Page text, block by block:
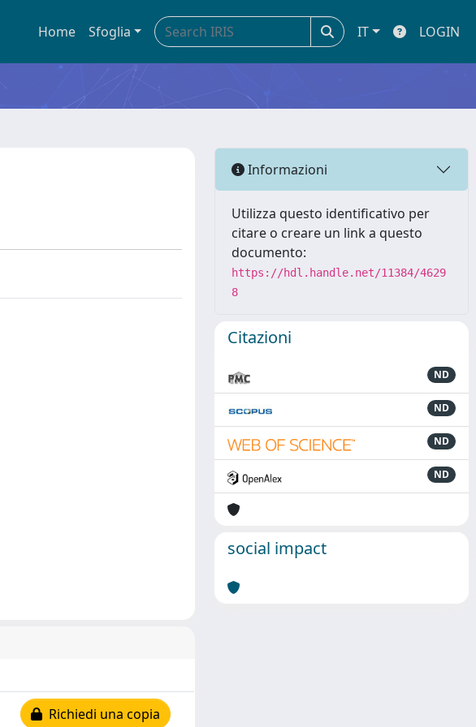
Home Sfoglia IT LOGIN
Richiedi una copia
Informazioni
Utilizza questo identificativo per
citare o creare un link a questo
documento:
https://hdl.handle.net/11384/4629
8
Citazioni
ND
ND
ND
ND
social impact